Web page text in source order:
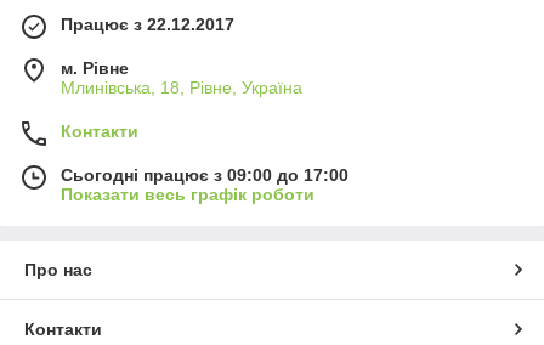
Працює з 22.12.2017
м. Рівне
Млинівська, 18, Рівне, Україна
Контакти
Сьогодні працює з 09:00 до 17:00
Показати весь графік роботи
Про нас
Контакти